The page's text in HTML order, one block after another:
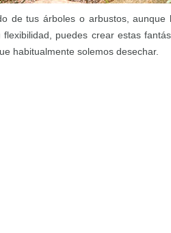
de tus árboles o arbustos,
puedes crear estas
habitualmente solemos desechar.